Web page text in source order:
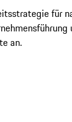
für
an.